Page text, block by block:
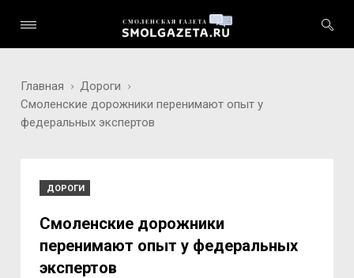
Главная
Дороги
Смоленские дорожники перенимают опыт у
федеральных экспертов
ДОРОГИ
Смоленские дорожники
перенимают опыт у федеральных
экспертов